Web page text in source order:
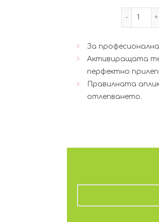
За
Aктивиращата
перфектно
Правилната
отлепването.